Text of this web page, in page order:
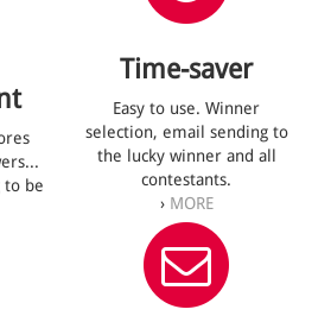
to be
Time-saver
Easy to use. Winner
selection, email sending to
the lucky winner and all
contestants.
› MORE